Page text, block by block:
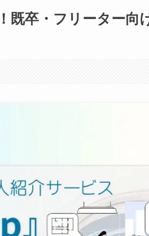
既卒・フリーター向